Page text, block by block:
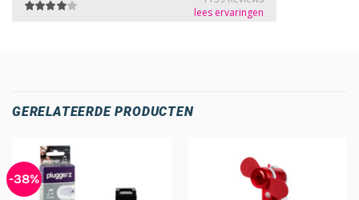
GERELATEERDE PRODUCTEN
-38%